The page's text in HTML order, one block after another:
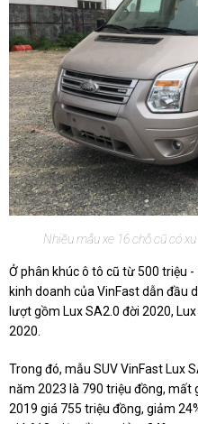
Nhiều mẫu xe 16 chỗ cũ có
Ở phân khúc ô tô cũ từ 500 triệu
kinh doanh của VinFast dẫn đầu
lượt gồm Lux SA2.0 đời 2020,
2020.
Trong đó, mẫu SUV VinFast Lux
năm 2023 là 790 triệu đồng, mất
2019 giá 755 triệu đồng, giảm